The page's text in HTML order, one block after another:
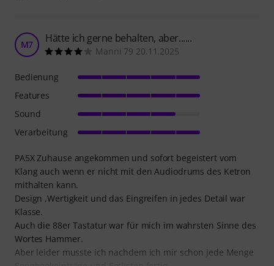
M7 Hätte ich gerne behalten, aber......
Manni 79 20.11.2025
PA5X Zuhause angekommen und sofort begeistert vom
Klang auch wenn er nicht mit den Audiodrums des Ketron
mithalten kann.
Design ,Wertigkeit und das Eingreifen in jedes Detail war
Klasse.
Auch die 88er Tastatur war für mich im wahrsten Sinne des
Wortes Hammer.
Aber leider musste ich nachdem ich mir schon jede Menge
Bedienung
Features
Sound
Verarbeitung